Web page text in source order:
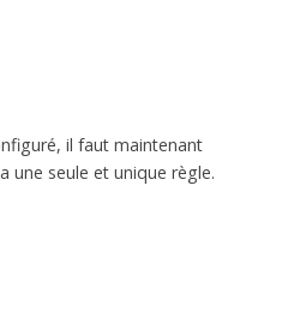
il faut maintenant
une seule et unique règle.